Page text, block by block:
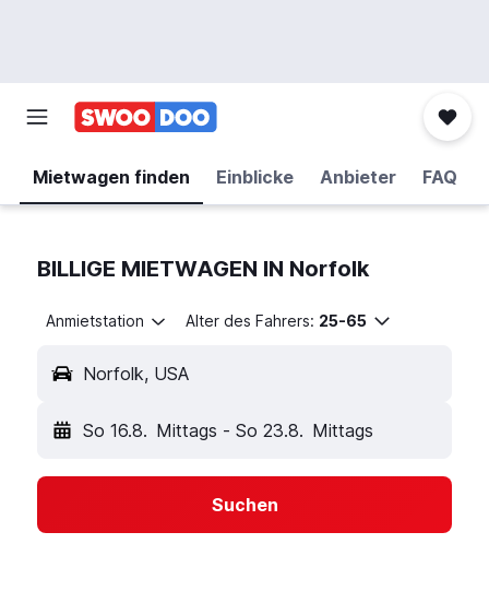
Mietwagen finden Einblicke Anbieter FAQ
BILLIGE MIETWAGEN IN Norfolk
Anmietstation Alter des Fahrers: 25-65
Norfolk, USA
So 16.8. Mittags - So 23.8. Mittags
Suchen